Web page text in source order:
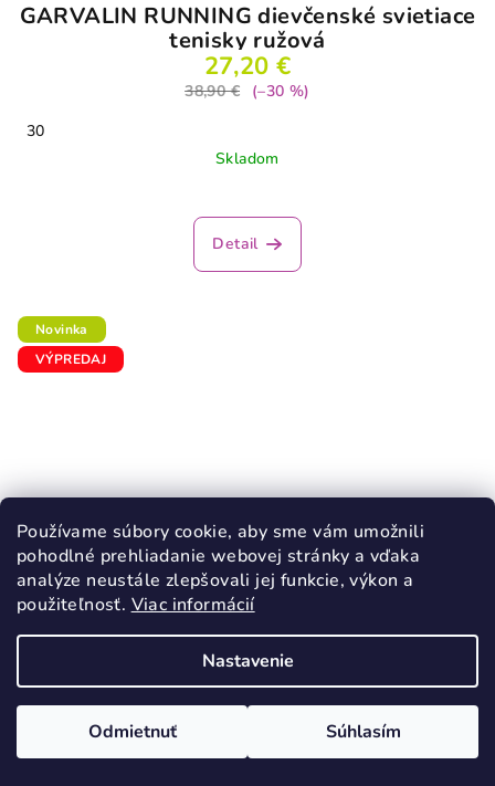
Používame súbory cookie, aby sme vám umožnili
pohodlné prehliadanie webovej stránky a vďaka
analýze neustále zlepšovali jej funkcie, výkon a
použiteľnosť. Viac informácií
Nastavenie
Odmietnuť Súhlasím
GARVALIN RUNNING dievčenské svietiace
tenisky ružová
27,20 €
38,90 €
(–30 %)
30
Skladom
Detail
Novinka
VÝPREDAJ
GARVALIN BLUEY dievčenské svietiace
tenisky ružová
28,60 €